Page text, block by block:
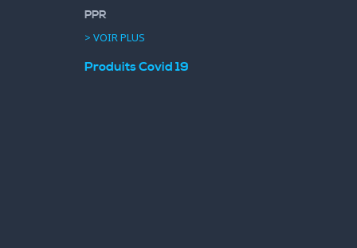
PPR
> VOIR PLUS
Produits Covid 19